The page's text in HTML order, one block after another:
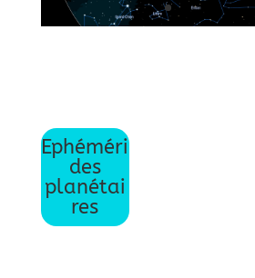
Ephéméri
des
planétai
res